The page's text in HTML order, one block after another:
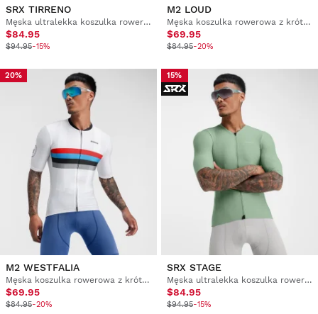
SRX TIRRENO
Męska ultralekka koszulka rowerowa
$84.95
$94.95-15%
M2 LOUD
Męska koszulka rowerowa z krótkim rękawem
$69.95
$84.95-20%
20%
M2 WESTFALIA
Męska koszulka rowerowa z krótkim rękawem
$69.95
$84.95-20%
15%
SRX STAGE
Męska ultralekka koszulka rowerowa
$84.95
$94.95-15%